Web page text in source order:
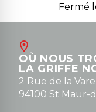
Fermé
Août
OÙ NOUS
LA GRIFFE
2 Rue de la
94100 St Maur-